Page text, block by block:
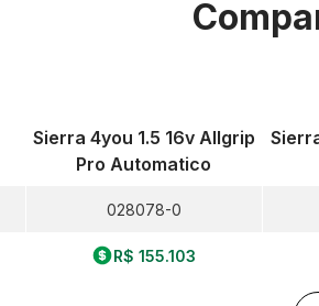
Sierra 4you 1.5 16v Allgrip
Pro Automatico
028078-0
R$ 155.103